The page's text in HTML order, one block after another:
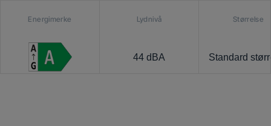
Energimerke Lydnivå
44 dBA
Størrelse
Standard